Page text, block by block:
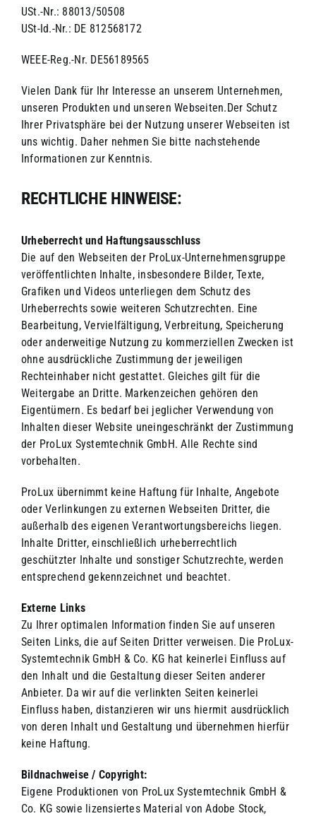
USt.-Nr.: 88013/50508
USt-Id.-Nr.: DE 812568172
WEEE-Reg.-Nr. DE56189565
Vielen Dank für Ihr Interesse an unserem Unternehmen,
unseren Produkten und unseren Webseiten.Der Schutz
Ihrer Privatsphäre bei der Nutzung unserer Webseiten ist
uns wichtig. Daher nehmen Sie bitte nachstehende
Informationen zur Kenntnis.
RECHTLICHE HINWEISE:
Urheberrecht und Haftungsausschluss
Die auf den Webseiten der ProLux-Unternehmensgruppe
veröffentlichten Inhalte, insbesondere Bilder, Texte,
Grafiken und Videos unterliegen dem Schutz des
Urheberrechts sowie weiteren Schutzrechten. Eine
Bearbeitung, Vervielfältigung, Verbreitung, Speicherung
oder anderweitige Nutzung zu kommerziellen Zwecken ist
ohne ausdrückliche Zustimmung der jeweiligen
Rechteinhaber nicht gestattet. Gleiches gilt für die
Weitergabe an Dritte. Markenzeichen gehören den
Eigentümern. Es bedarf bei jeglicher Verwendung von
Inhalten dieser Website uneingeschränkt der Zustimmung
der ProLux Systemtechnik GmbH. Alle Rechte sind
vorbehalten.
ProLux übernimmt keine Haftung für Inhalte, Angebote
oder Verlinkungen zu externen Webseiten Dritter, die
außerhalb des eigenen Verantwortungsbereichs liegen.
Inhalte Dritter, einschließlich urheberrechtlich
geschützter Inhalte und sonstiger Schutzrechte, werden
entsprechend gekennzeichnet und beachtet.
Externe Links
Zu Ihrer optimalen Information finden Sie auf unseren
Seiten Links, die auf Seiten Dritter verweisen. Die ProLux-
Systemtechnik GmbH & Co. KG hat keinerlei Einfluss auf
den Inhalt und die Gestaltung dieser Seiten anderer
Anbieter. Da wir auf die verlinkten Seiten keinerlei
Einfluss haben, distanzieren wir uns hiermit ausdrücklich
von deren Inhalt und Gestaltung und übernehmen hierfür
keine Haftung.
Bildnachweise / Copyright:
Eigene Produktionen von ProLux Systemtechnik GmbH &
Co. KG sowie lizensiertes Material von Adobe Stock,